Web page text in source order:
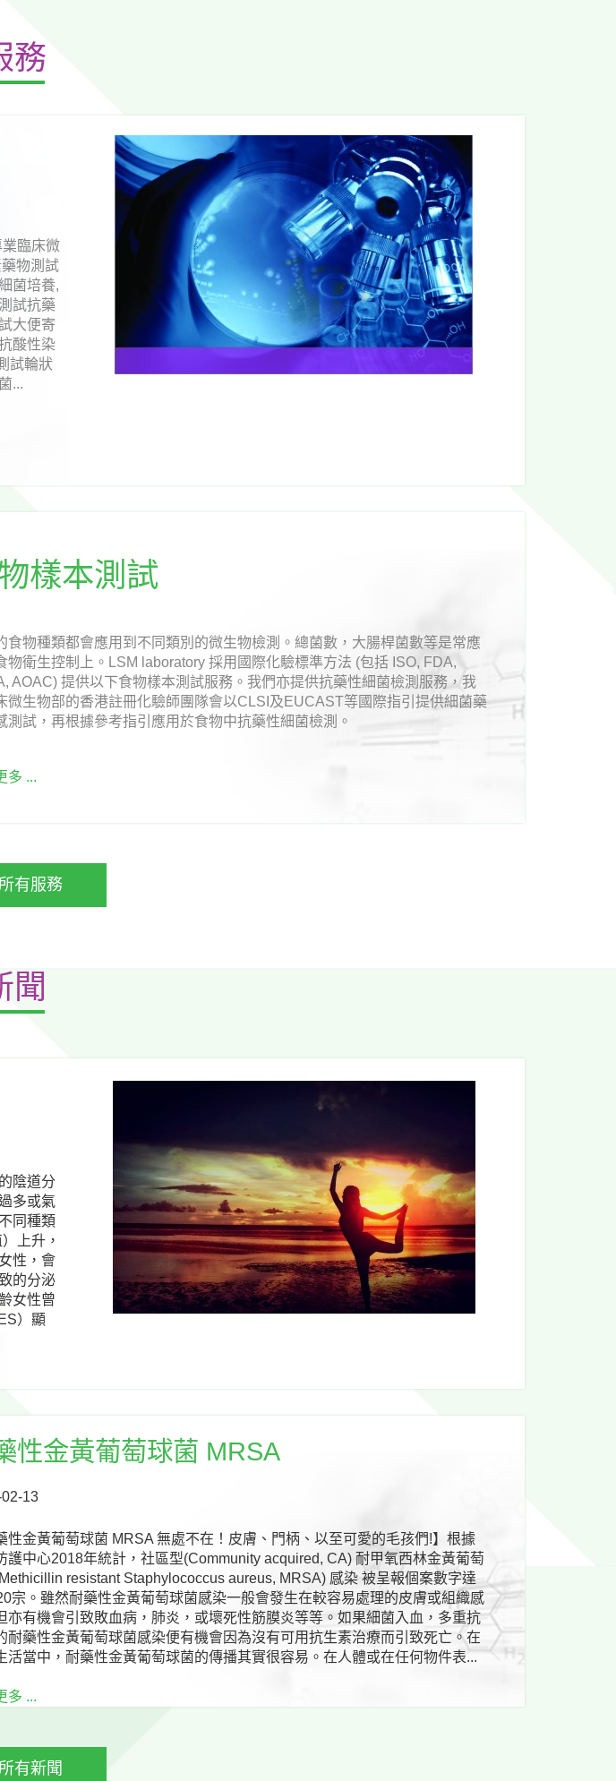
務
臨床微
物測試
菌培養,
試抗藥
大便寄
酸性染
試輪狀
...
樣本測試
食物種類都會應用到不同類別的微生物檢測。總菌數，大腸桿菌數等是常應
物衛生控制上。LSM laboratory 採用國際化驗標準方法 (包括 ISO, FDA,
AOAC) 提供以下食物樣本測試服務。我們亦提供抗藥性細菌檢測服務，我
微生物部的香港註冊化驗師團隊會以CLSI及EUCAST等國際指引提供細菌藥
測試，再根據參考指引應用於食物中抗藥性細菌檢測。
多 ...
有服務
聞
陰道分
多或氣
同種類
上升，
性，會
的分泌
女性曾
）顯
性金黃葡萄球菌 MRSA
13
性金黃葡萄球菌 MRSA 無處不在！皮膚、門柄、以至可愛的毛孩們!】根據
護中心2018年統計，社區型(Community acquired, CA) 耐甲氧西林金黃葡萄
resistant Staphylococcus aureus, MRSA) 感染 被呈報個案數字達
宗。雖然耐藥性金黃葡萄球菌感染一般會發生在較容易處理的皮膚或組織感
亦有機會引致敗血病，肺炎，或壞死性筋膜炎等等。如果細菌入血，多重抗
耐藥性金黃葡萄球菌感染便有機會因為沒有可用抗生素治療而引致死亡。在
活當中，耐藥性金黃葡萄球菌的傳播其實很容易。在人體或在任何物件表...
多 ...
有新聞